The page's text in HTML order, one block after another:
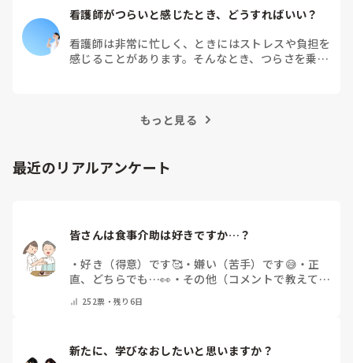
看護師がつらいと感じたとき、どうすればいい？
看護師は非常に忙しく、ときにはストレスや負担を
感じることがあります。そんなとき、つらさを乗り
もっと見る
最近のリアルアンケート
皆さんは食事介助は好きですか…？
・好き（得意）です🥰・嫌い（苦手）です😅 ・ 正
直、どちらでも…👀 ・ その他（コメントで教えてく
252票・残り6日
新たに、学びなおしたいと思いますか？